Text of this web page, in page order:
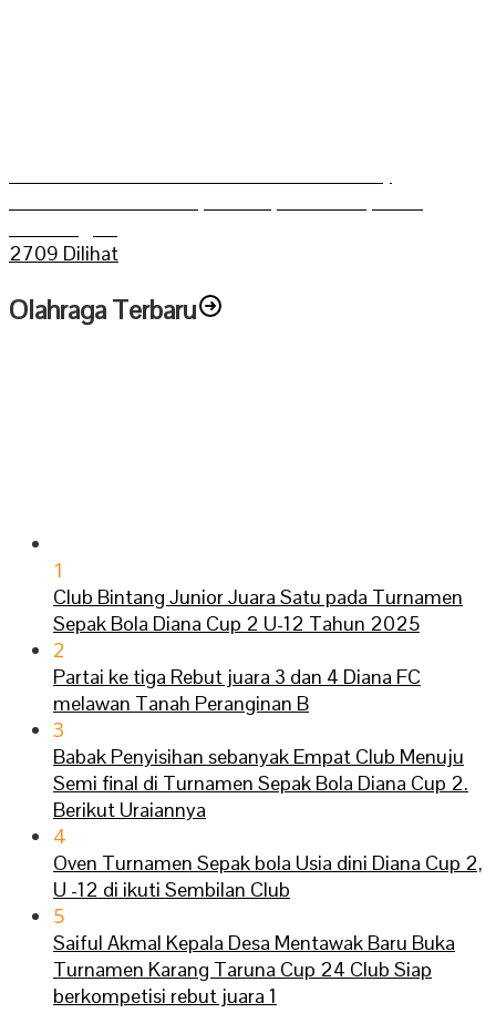
2709 Dilihat
Olahraga Terbaru
1
Club Bintang Junior Juara Satu pada Turnamen
Sepak Bola Diana Cup 2 U-12 Tahun 2025
2
Partai ke tiga Rebut juara 3 dan 4 Diana FC
melawan Tanah Peranginan B
3
Babak Penyisihan sebanyak Empat Club Menuju
Semi final di Turnamen Sepak Bola Diana Cup 2.
Berikut Uraiannya
4
Oven Turnamen Sepak bola Usia dini Diana Cup 2,
U -12 di ikuti Sembilan Club
5
Saiful Akmal Kepala Desa Mentawak Baru Buka
Turnamen Karang Taruna Cup 24 Club Siap
berkompetisi rebut juara 1